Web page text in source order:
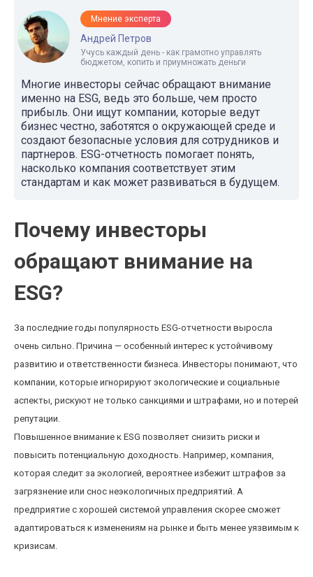
Мнение эксперта
Андрей Петров
Учусь каждый день - как грамотно управлять
бюджетом, копить и приумножать деньги
Многие инвесторы сейчас обращают внимание
именно на ESG, ведь это больше, чем просто
прибыль. Они ищут компании, которые ведут
бизнес честно, заботятся о окружающей среде и
создают безопасные условия для сотрудников и
партнеров. ESG-отчетность помогает понять,
насколько компания соответствует этим
стандартам и как может развиваться в будущем.
Почему инвесторы
обращают внимание на
ESG?
За последние годы популярность ESG-отчетности выросла
очень сильно. Причина — особенный интерес к устойчивому
развитию и ответственности бизнеса. Инвесторы понимают, что
компании, которые игнорируют экологические и социальные
аспекты, рискуют не только санкциями и штрафами, но и потерей
репутации.
Повышенное внимание к ESG позволяет снизить риски и
повысить потенциальную доходность. Например, компания,
которая следит за экологией, вероятнее избежит штрафов за
загрязнение или снос неэкологичных предприятий. А
предприятие с хорошей системой управления скорее сможет
адаптироваться к изменениям на рынке и быть менее уязвимым к
кризисам.